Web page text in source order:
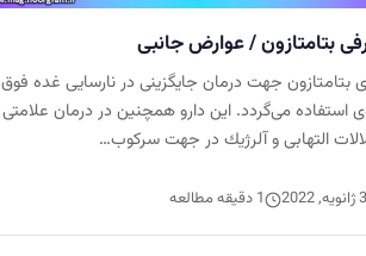
بتامتازون / عوارض جانبی
بتامتازون جهت درمان جايگزينی در نارسایی غده فوق
استفاده می‌گردد. اين دارو همچنين در درمان علامتی
التهابی و آلرژيك در جهت سركوب…
1 دقیقه مطالعه